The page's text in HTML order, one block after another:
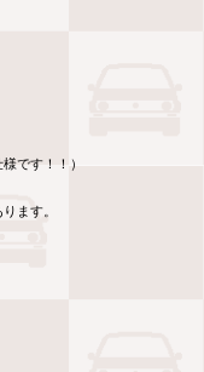
です！！）
ます。